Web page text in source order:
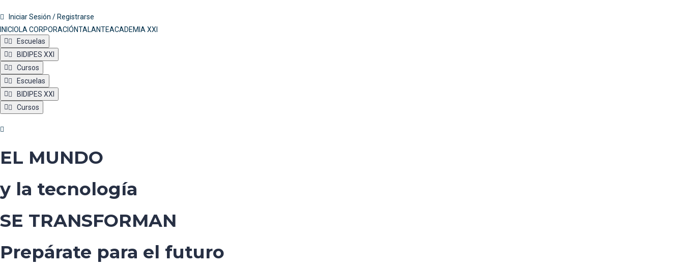
Iniciar Sesión / Registrarse
INICIOLA CORPORACIÓNTALANTEACADEMIA XXI
Escuelas
BIDIPES XXI
Cursos
Escuelas
BIDIPES XXI
Cursos
EL MUNDO
y la tecnología
SE TRANSFORMAN
Prepárate para el futuro